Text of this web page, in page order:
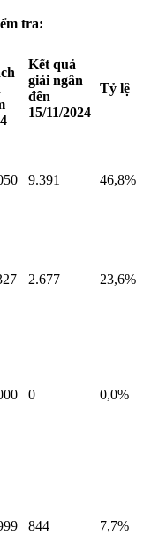
tra:
Kết quả
giải ngân
đến
15/11/2024
Tỷ lệ
9.391 46,8%
2.677 23,6%
0 0,0%
844 7,7%